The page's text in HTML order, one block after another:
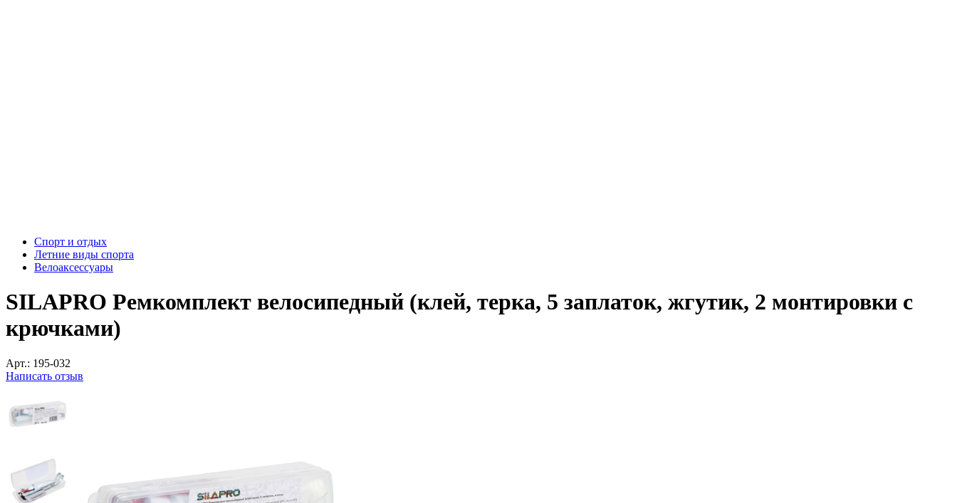
Спорт и отдых
Летние виды спорта
Велоаксессуары
SILAPRO Ремкомплект велосипедный (клей, терка, 5 заплаток, жгутик, 2 монтировки с
крючками)
Арт.: 195-032
Написать отзыв